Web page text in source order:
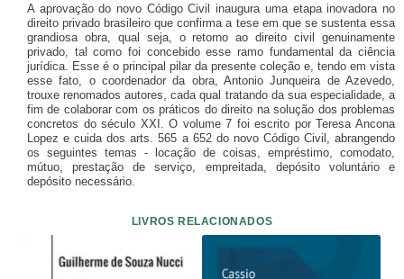
A aprovação do novo Código Civil inaugura uma etapa inovadora no
direito privado brasileiro que confirma a tese em que se sustenta essa
grandiosa obra, qual seja, o retorno ao direito civil genuinamente
privado, tal como foi concebido esse ramo fundamental da ciência
jurídica. Esse é o principal pilar da presente coleção e, tendo em vista
esse fato, o coordenador da obra, Antonio Junqueira de Azevedo,
trouxe renomados autores, cada qual tratando da sua especialidade, a
fim de colaborar com os práticos do direito na solução dos problemas
concretos do século XXI. O volume 7 foi escrito por Teresa Ancona
Lopez e cuida dos arts. 565 a 652 do novo Código Civil, abrangendo
os seguintes temas - locação de coisas, empréstimo, comodato,
mútuo, prestação de serviço, empreitada, depósito voluntário e
depósito necessário.
LIVROS RELACIONADOS